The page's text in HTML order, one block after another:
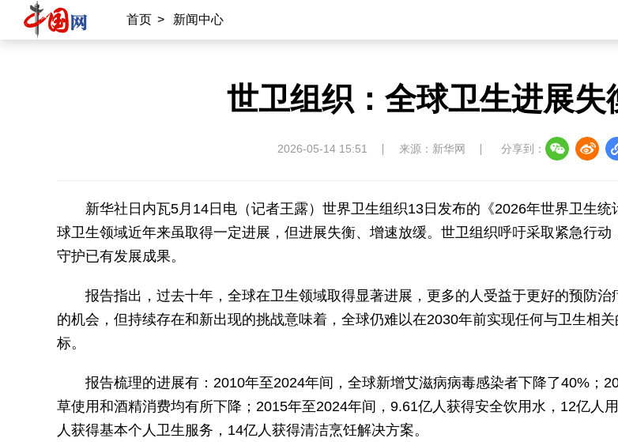
首页 > 新闻中心
世卫组织：全球卫生进展失
2026-05-14 15:51 来源：新华网 分享到：
新华社日内瓦5月14日电（记者王露）世界卫生组织13日发布的《2026年世界卫生统
球卫生领域近年来虽取得一定进展，但进展失衡、增速放缓。世卫组织呼吁采取紧急行动
守护已有发展成果。
报告指出，过去十年，全球在卫生领域取得显著进展，更多的人受益于更好的预防治
的机会，但持续存在和新出现的挑战意味着，全球仍难以在2030年前实现任何与卫生相关
标。
报告梳理的进展有：2010年至2024年间，全球新增艾滋病病毒感染者下降了40%；
草使用和酒精消费均有所下降；2015年至2024年间，9.61亿人获得安全饮用水，12亿人
人获得基本个人卫生服务，14亿人获得清洁烹饪解决方案。